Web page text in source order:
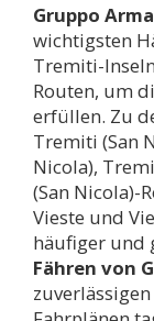
Gruppo
wichtigsten
Tremiti-
Routen, um
erfüllen. Zu
Tremiti (San
Nicola),
(San Nicola)-
Vieste und
häufiger und
Fähren von